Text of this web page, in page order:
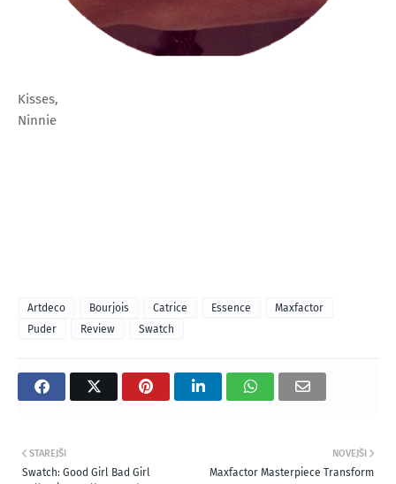
Kisses,
Ninnie
Artdeco Bourjois Catrice Essence
Maxfactor
Puder
Review Swatch
NOVEJŠI
Maxfactor Masterpiece Transform
STAREJŠI
Swatch: Good Girl Bad Girl